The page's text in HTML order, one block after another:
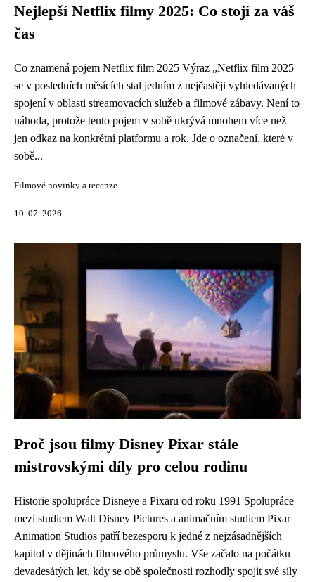
Nejlepší Netflix filmy 2025: Co stojí za váš
čas
Co znamená pojem Netflix film 2025 Výraz „Netflix film 2025
se v posledních měsících stal jedním z nejčastěji vyhledávaných
spojení v oblasti streamovacích služeb a filmové zábavy. Není to
náhoda, protože tento pojem v sobě ukrývá mnohem více než
jen odkaz na konkrétní platformu a rok. Jde o označení, které v
sobě...
Filmové novinky a recenze
10. 07. 2026
Proč jsou filmy Disney Pixar stále
mistrovskými díly pro celou rodinu
Historie spolupráce Disneye a Pixaru od roku 1991 Spolupráce
mezi studiem Walt Disney Pictures a animačním studiem Pixar
Animation Studios patří bezesporu k jedné z nejzásadnějších
kapitol v dějinách filmového průmyslu. Vše začalo na počátku
devadesátých let, kdy se obě společnosti rozhodly spojit své síly